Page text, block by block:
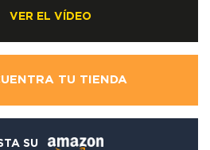
VER EL VÍDEO
TU TIENDA
SU